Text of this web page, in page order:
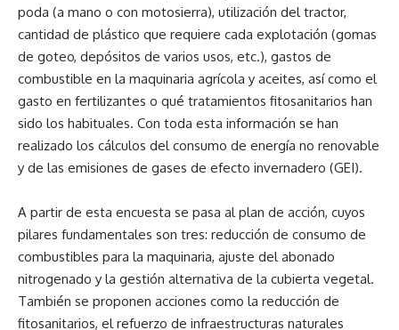
poda (a mano o con motosierra), utilización del tractor,
cantidad de plástico que requiere cada explotación (gomas
de goteo, depósitos de varios usos, etc.), gastos de
combustible en la maquinaria agrícola y aceites, así como el
gasto en fertilizantes o qué tratamientos fitosanitarios han
sido los habituales. Con toda esta información se han
realizado los cálculos del consumo de energía no renovable
y de las emisiones de gases de efecto invernadero (GEI).
A partir de esta encuesta se pasa al plan de acción, cuyos
pilares fundamentales son tres: reducción de consumo de
combustibles para la maquinaria, ajuste del abonado
nitrogenado y la gestión alternativa de la cubierta vegetal.
También se proponen acciones como la reducción de
fitosanitarios, el refuerzo de infraestructuras naturales